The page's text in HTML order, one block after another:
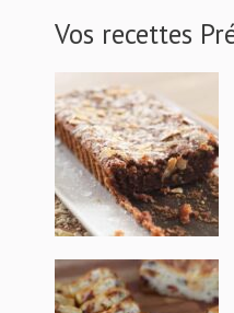
Vos recettes